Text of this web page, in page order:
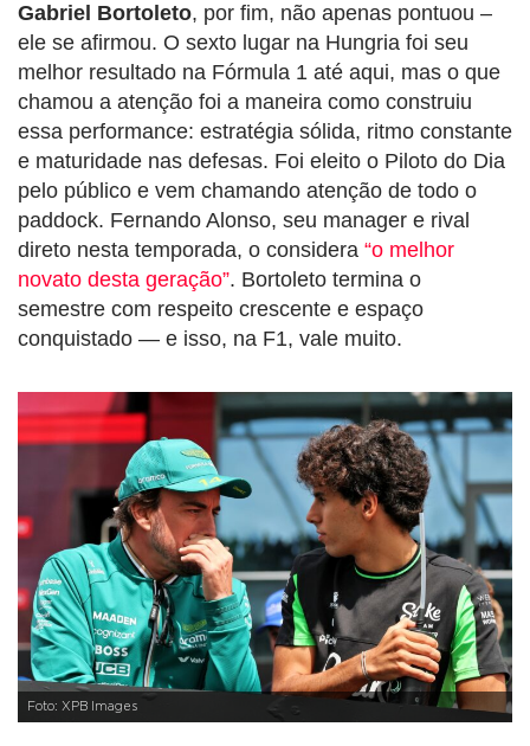
Gabriel Bortoleto, por fim, não apenas pontuou –
ele se afirmou. O sexto lugar na Hungria foi seu
melhor resultado na Fórmula 1 até aqui, mas o que
chamou a atenção foi a maneira como construiu
essa performance: estratégia sólida, ritmo constante
e maturidade nas defesas. Foi eleito o Piloto do Dia
pelo público e vem chamando atenção de todo o
paddock. Fernando Alonso, seu manager e rival
direto nesta temporada, o considera “o melhor
novato desta geração”. Bortoleto termina o
semestre com respeito crescente e espaço
conquistado — e isso, na F1, vale muito.
Foto: XPB Images